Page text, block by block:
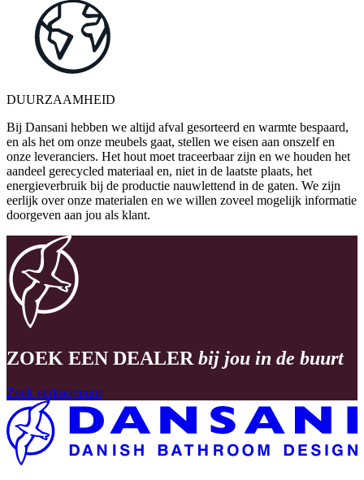
DUURZAAMHEID
Bij Dansani hebben we altijd afval gesorteerd en warmte bespaard,
en als het om onze meubels gaat, stellen we eisen aan onszelf en
onze leveranciers. Het hout moet traceerbaar zijn en we houden het
aandeel gerecycled materiaal en, niet in de laatste plaats, het
energieverbruik bij de productie nauwlettend in de gaten. We zijn
eerlijk over onze materialen en we willen zoveel mogelijk informatie
doorgeven aan jou als klant.
ZOEK EEN DEALER bij jou in de buurt
Zoek verkooppunt